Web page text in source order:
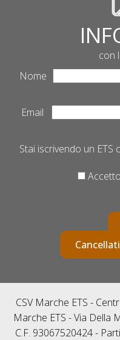
con
Nome
Email
Stai iscrivendo un ETS
CSV Marche ETS -
Marche ETS - Via Della
C.F. 93067520424 -